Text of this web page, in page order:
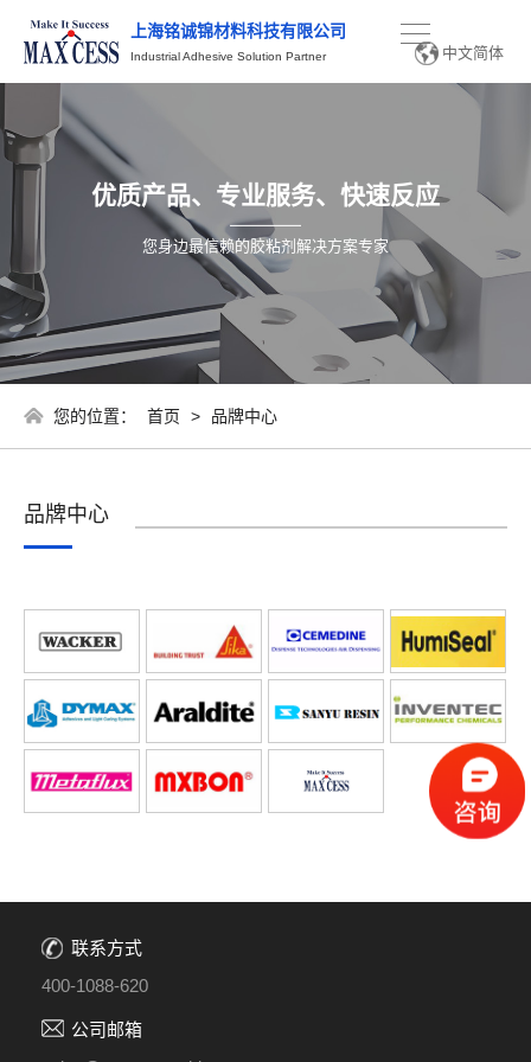
上海铭诚锦材料科技有限公司
Industrial Adhesive Solution Partner 中文简体
简体中文
English
优质产品、专业服务、快速反应
您身边最信赖的胶粘剂解决方案专家
您的位置： 首页 > 品牌中心
品牌中心
联系方式
400-1088-620
公司邮箱